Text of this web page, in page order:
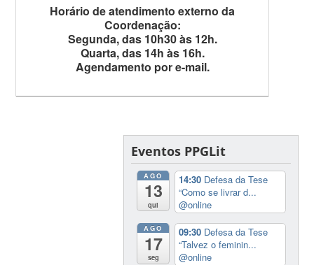
Horário de atendimento externo da
Coordenação:
Segunda, das 10h30 às 12h.
Quarta, das 14h às 16h.
Agendamento por e-mail.
Eventos PPGLit
AGO
13
qui
14:30 Defesa da Tese
“Como se livrar d...
@online
AGO
17
seg
09:30 Defesa da Tese
“Talvez o feminin...
@online